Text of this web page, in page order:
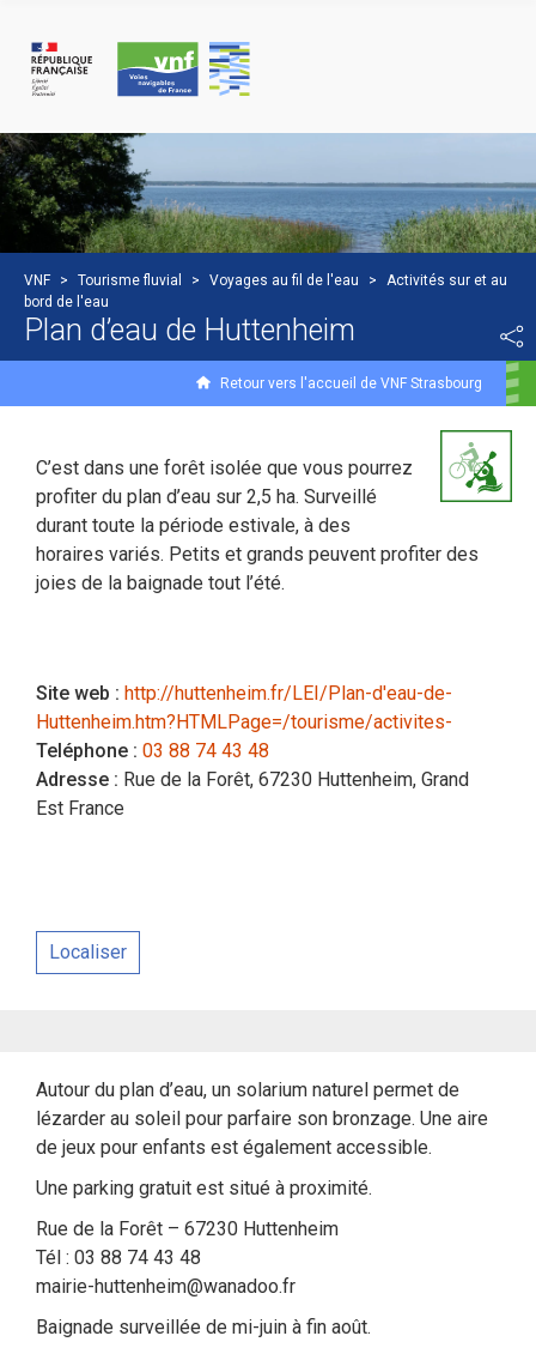
VNF > Tourisme fluvial > Voyages au fil de l'eau >
Activités sur et au
bord de l'eau
Plan d’eau de Huttenheim
Retour vers l'accueil de VNF Strasbourg
C’est dans une forêt isolée que vous pourrez
profiter du plan d’eau sur 2,5 ha. Surveillé
durant toute la période estivale, à des
horaires variés. Petits et grands peuvent profiter des
joies de la baignade tout l’été.
Site web : http://huttenheim.fr/LEI/Plan-d'eau-de-
Huttenheim.htm?HTMLPage=/tourisme/activites-
Teléphone : 03 88 74 43 48
Adresse : Rue de la Forêt, 67230 Huttenheim, Grand
Est France
Localiser
Autour du plan d’eau, un solarium naturel permet de
lézarder au soleil pour parfaire son bronzage. Une aire
de jeux pour enfants est également accessible.
Une parking gratuit est situé à proximité.
Rue de la Forêt – 67230 Huttenheim
Tél : 03 88 74 43 48
mairie-huttenheim@wanadoo.fr
Baignade surveillée de mi-juin à fin août.